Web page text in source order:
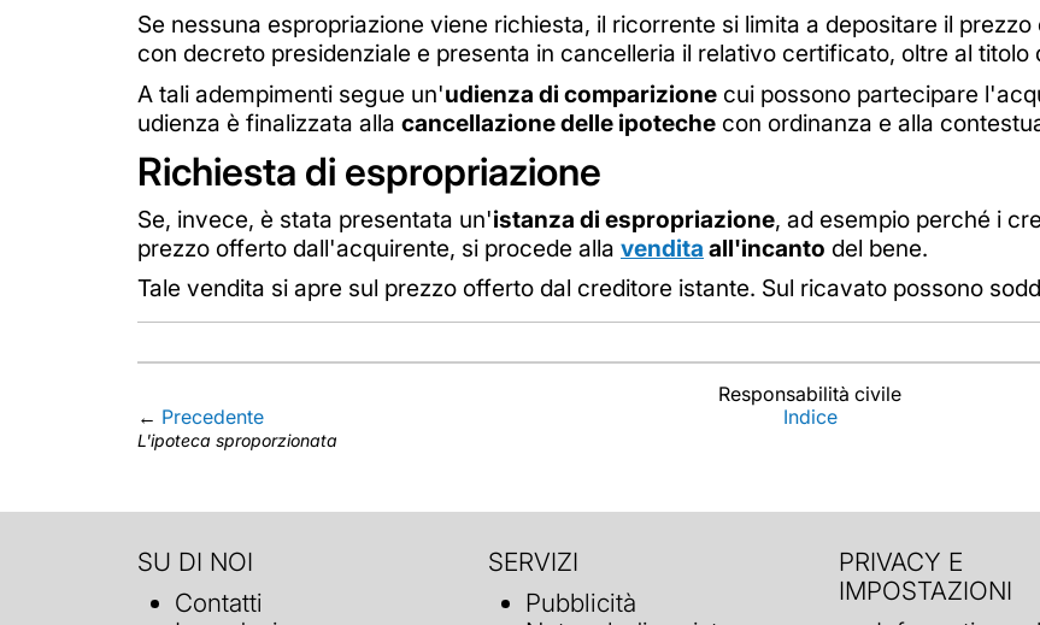
Se nessuna espropriazione viene richiesta, il ricorrente si limita a depositare il
con decreto presidenziale e presenta in cancelleria il relativo certificato, oltre al titolo
A tali adempimenti segue un'udienza di comparizione cui possono partecipare
udienza è finalizzata alla cancellazione delle ipoteche con ordinanza e alla
Richiesta di espropriazione
Se, invece, è stata presentata un'istanza di espropriazione, ad esempio perché i
prezzo offerto dall'acquirente, si procede alla vendita all'incanto del bene.
Tale vendita si apre sul prezzo offerto dal creditore istante. Sul ricavato possono
Responsabilità civile
← Precedente
L'ipoteca sproporzionata
Indice
SU DI NOI
Contatti
SERVIZI
Pubblicità
PRIVACY E
IMPOSTAZIONI